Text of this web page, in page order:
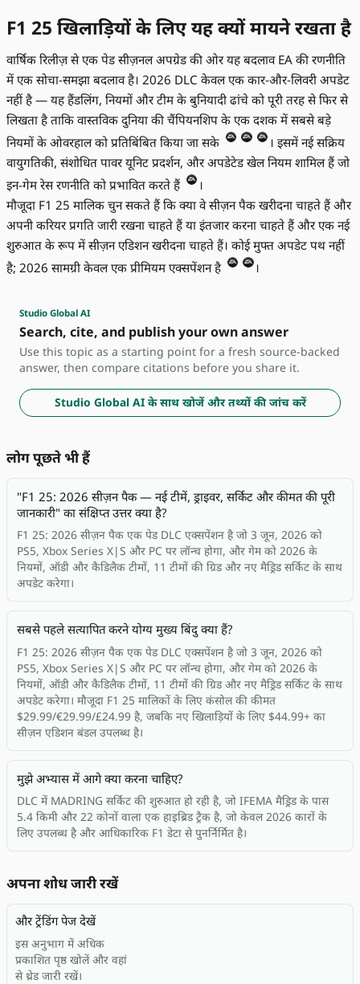
F1 25 खिलाड़ियों के लिए यह क्यों मायने रखता है
वार्षिक रिलीज़ से एक पेड सीज़नल अपग्रेड की ओर यह बदलाव EA की रणनीति
में एक सोचा-समझा बदलाव है। 2026 DLC केवल एक कार-और-लिवरी अपडेट
नहीं है — यह हैंडलिंग, नियमों और टीम के बुनियादी ढांचे को पूरी तरह से फिर से
लिखता है ताकि वास्तविक दुनिया की चैंपियनशिप के एक दशक में सबसे बड़े
नियमों के ओवरहाल को प्रतिबिंबित किया जा सके
। इसमें नई सक्रिय
वायुगतिकी, संशोधित पावर यूनिट प्रदर्शन, और अपडेटेड खेल नियम शामिल हैं जो
इन-गेम रेस रणनीति को प्रभावित करते हैं
।
मौजूदा F1 25 मालिक चुन सकते हैं कि क्या वे सीज़न पैक खरीदना चाहते हैं और
अपनी करियर प्रगति जारी रखना चाहते हैं या इंतजार करना चाहते हैं और एक नई
शुरुआत के रूप में सीज़न एडिशन खरीदना चाहते हैं। कोई मुफ्त अपडेट पथ नहीं
है; 2026 सामग्री केवल एक प्रीमियम एक्सपेंशन है
।
Studio Global AI
Search, cite, and publish your own answer
Use this topic as a starting point for a fresh source-backed
answer, then compare citations before you share it.
Studio Global AI के साथ खोजें और तथ्यों की जांच करें
लोग पूछते भी हैं
"F1 25: 2026 सीज़न पैक — नई टीमें, ड्राइवर, सर्किट और कीमत की पूरी
जानकारी" का संक्षिप्त उत्तर क्या है?
F1 25: 2026 सीज़न पैक एक पेड DLC एक्सपेंशन है जो 3 जून, 2026 को
PS5, Xbox Series X|S और PC पर लॉन्च होगा, और गेम को 2026 के
नियमों, ऑडी और कैडिलैक टीमों, 11 टीमों की ग्रिड और नए मैड्रिड सर्किट के साथ
अपडेट करेगा।
सबसे पहले सत्यापित करने योग्य मुख्य बिंदु क्या हैं?
F1 25: 2026 सीज़न पैक एक पेड DLC एक्सपेंशन है जो 3 जून, 2026 को
PS5, Xbox Series X|S और PC पर लॉन्च होगा, और गेम को 2026 के
नियमों, ऑडी और कैडिलैक टीमों, 11 टीमों की ग्रिड और नए मैड्रिड सर्किट के साथ
अपडेट करेगा। मौजूदा F1 25 मालिकों के लिए कंसोल की कीमत
$29.99/€29.99/£24.99 है, जबकि नए खिलाड़ियों के लिए $44.99+ का
सीज़न एडिशन बंडल उपलब्ध है।
मुझे अभ्यास में आगे क्या करना चाहिए?
DLC में MADRING सर्किट की शुरुआत हो रही है, जो IFEMA मैड्रिड के पास
5.4 किमी और 22 कोनों वाला एक हाइब्रिड ट्रैक है, जो केवल 2026 कारों के
लिए उपलब्ध है और आधिकारिक F1 डेटा से पुनर्निर्मित है।
अपना शोध जारी रखें
और ट्रेंडिंग पेज देखें
इस अनुभाग में अधिक
प्रकाशित पृष्ठ खोलें और वहां
से थ्रेड जारी रखें।